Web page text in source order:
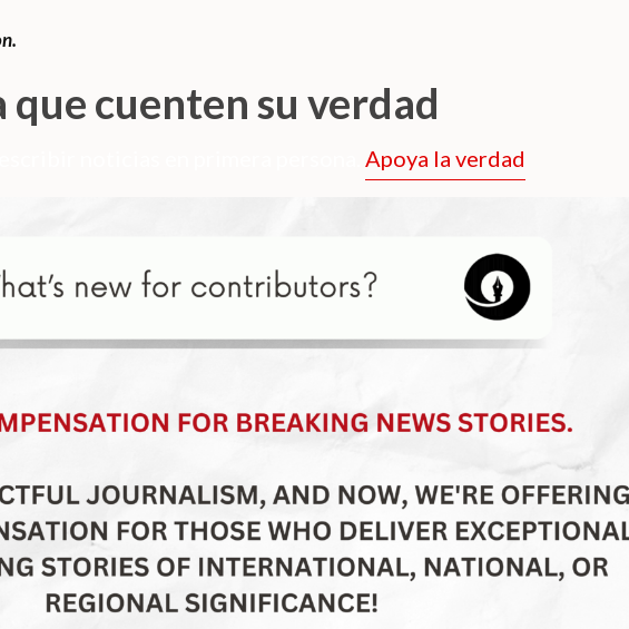
que cuenten su verdad
Apoya la verdad